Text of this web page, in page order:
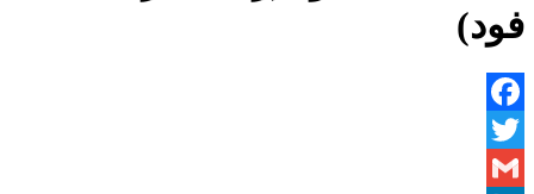
فود)
Facebook
Twitter